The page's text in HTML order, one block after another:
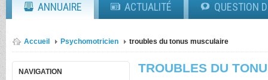
ANNUAIRE ACTUALITÉ QUESTION
Accueil Psychomotricien troubles du tonus musculaire
NAVIGATION TROUBLES DU